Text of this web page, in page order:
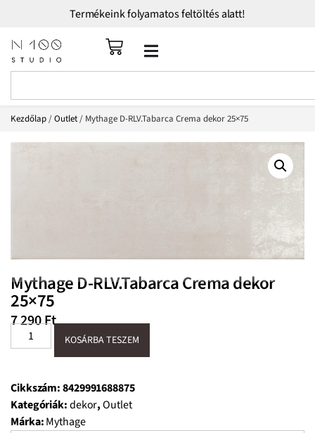
Termékeink folyamatos feltöltés alatt!
Kezdőlap/Outlet/ Mythage D-RLV.Tabarca Crema dekor 25×75
Mythage D-RLV.Tabarca Crema dekor
25×75
7 290Ft
KOSÁRBA TESZEM
Cikkszám:8429991688875
Kategóriák:dekor,Outlet
Márka:Mythage